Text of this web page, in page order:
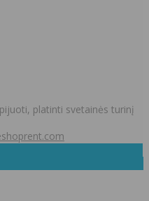
platinti svetainės turinį